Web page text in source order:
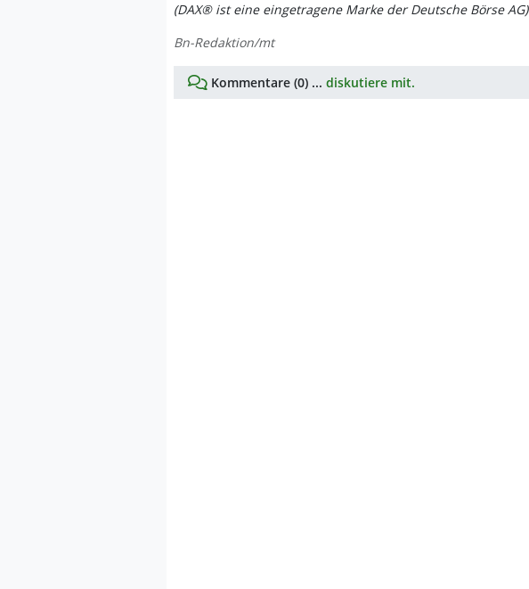
(DAX® ist eine eingetragene Marke der Deutsche Börse AG)
Bn-Redaktion/mt
Kommentare (0) ... diskutiere mit.